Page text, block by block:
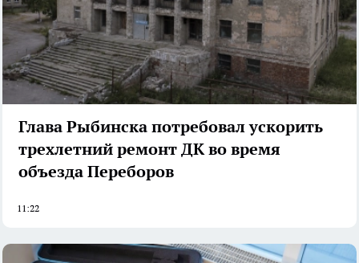
Глава Рыбинска потребовал ускорить
трехлетний ремонт ДК во время
объезда Переборов
11:22